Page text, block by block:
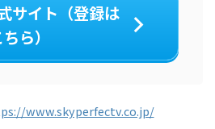
サイト（登録は
ら）
www.skyperfectv.co.jp/